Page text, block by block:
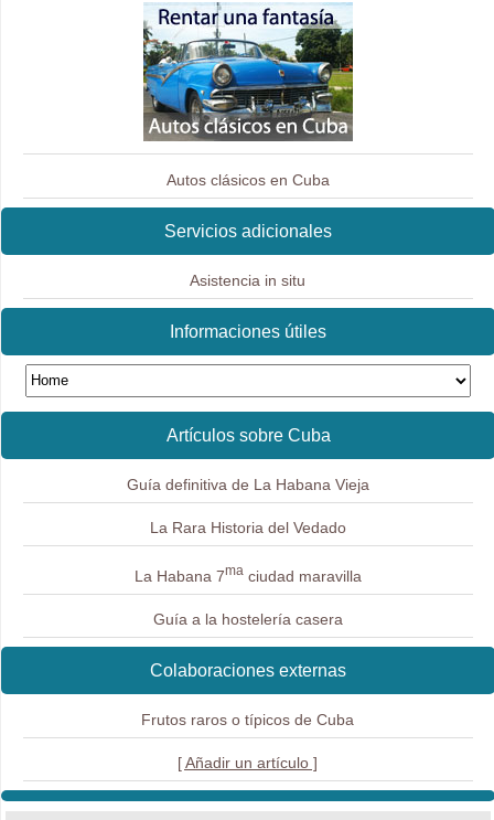
Autos clásicos en Cuba
Servicios adicionales
Asistencia in situ
Informaciones útiles
Artículos sobre Cuba
Guía definitiva de La Habana Vieja
La Rara Historia del Vedado
La Habana 7maciudad maravilla
Guía a la hostelería casera
Colaboraciones externas
Frutos raros o típicos de Cuba
[ Añadir un artículo ]